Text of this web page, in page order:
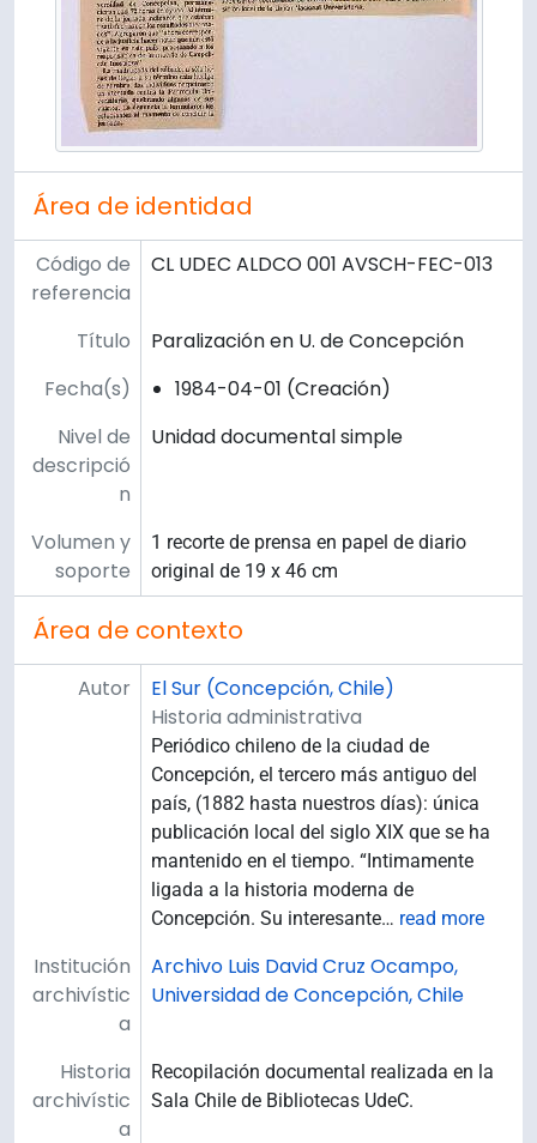
Área de identidad
Código de
referencia
CL UDEC ALDCO 001 AVSCH-FEC-013
Título
Paralización en U. de Concepción
Fecha(s)
1984-04-01 (Creación)
Nivel de
descripció
n
Unidad documental simple
Volumen y
soporte
1 recorte de prensa en papel de diario
original de 19 x 46 cm
Área de contexto
Autor
El Sur (Concepción, Chile)
Historia administrativa
Periódico chileno de la ciudad de
Concepción, el tercero más antiguo del
país, (1882 hasta nuestros días): única
publicación local del siglo XIX que se ha
mantenido en el tiempo. “Intimamente
ligada a la historia moderna de
Concepción. Su interesante… read more
Institución
archivístic
a
Archivo Luis David Cruz Ocampo,
Universidad de Concepción, Chile
Historia
archivístic
a
Recopilación documental realizada en la
Sala Chile de Bibliotecas UdeC.